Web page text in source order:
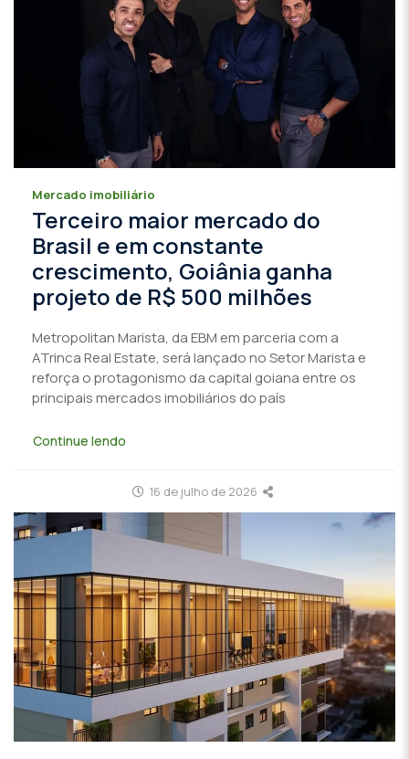
Mercado imobiliário
Terceiro maior mercado do
Brasil e em constante
crescimento, Goiânia ganha
projeto de R$ 500 milhões
Metropolitan Marista, da EBM em parceria com a
ATrinca Real Estate, será lançado no Setor Marista e
reforça o protagonismo da capital goiana entre os
principais mercados imobiliários do país
Continue lendo
16 de julho de 2026